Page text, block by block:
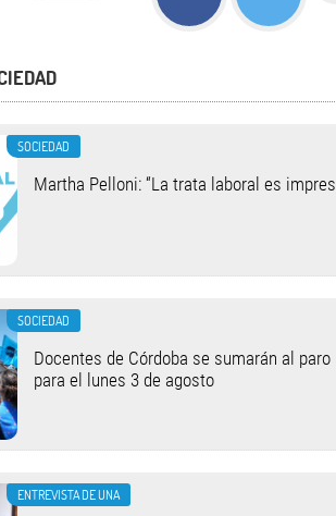
SOCIEDAD
Martha Pelloni: “La trata laboral es
SOCIEDAD
Docentes de Córdoba se sumarán al
para el lunes 3 de agosto
ENTREVISTA DE UNA